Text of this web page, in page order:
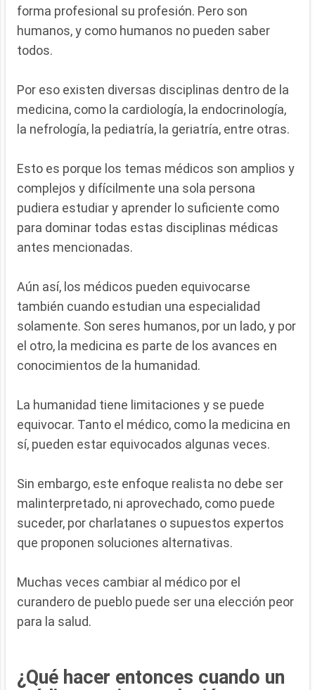
forma profesional su profesión. Pero son
humanos, y como humanos no pueden saber
todos.
Por eso existen diversas disciplinas dentro de la
medicina, como la cardiología, la endocrinología,
la nefrología, la pediatría, la geriatría, entre otras.
Esto es porque los temas médicos son amplios y
complejos y difícilmente una sola persona
pudiera estudiar y aprender lo suficiente como
para dominar todas estas disciplinas médicas
antes mencionadas.
Aún así, los médicos pueden equivocarse
también cuando estudian una especialidad
solamente. Son seres humanos, por un lado, y por
el otro, la medicina es parte de los avances en
conocimientos de la humanidad.
La humanidad tiene limitaciones y se puede
equivocar. Tanto el médico, como la medicina en
sí, pueden estar equivocados algunas veces.
Sin embargo, este enfoque realista no debe ser
malinterpretado, ni aprovechado, como puede
suceder, por charlatanes o supuestos expertos
que proponen soluciones alternativas.
Muchas veces cambiar al médico por el
curandero de pueblo puede ser una elección peor
para la salud.
¿Qué hacer entonces cuando un